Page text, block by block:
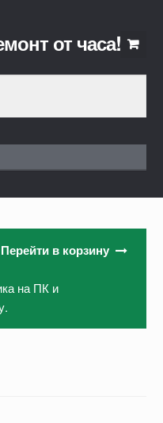
от часа!
Перейти в корзину
на ПК и